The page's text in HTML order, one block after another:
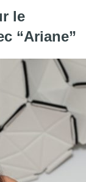
le
“Ariane”